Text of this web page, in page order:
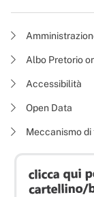
Albo Pretorio
Accessibilità
Open Data
Meccanismo